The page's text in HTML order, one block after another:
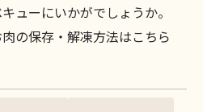
ューにいかがでしょうか。
の保存・解凍方法はこちら